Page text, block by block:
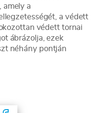
amely a
a védett
védett tornai
ábrázolja, ezek
néhány pontján